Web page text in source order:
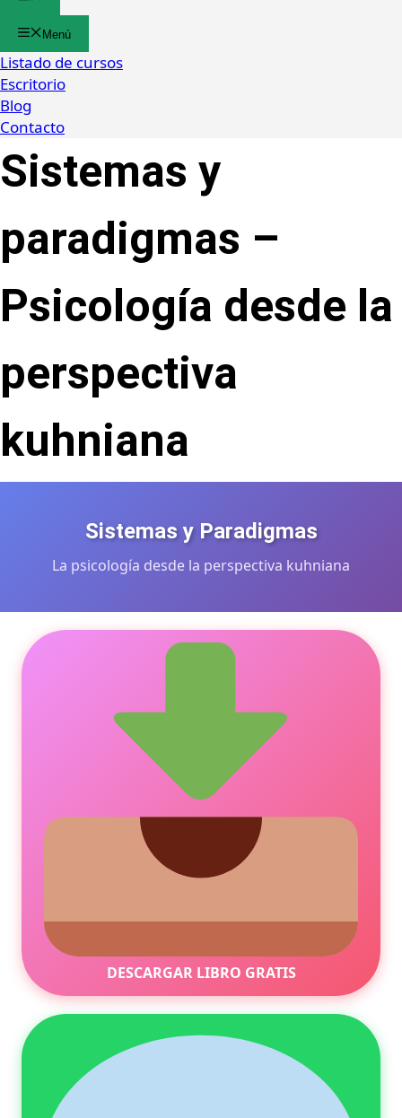
Menú
Listado de cursos
Escritorio
Blog
Contacto
Sistemas y
paradigmas –
Psicología desde la
perspectiva
kuhniana
Sistemas y Paradigmas
La psicología desde la perspectiva kuhniana
DESCARGAR LIBRO GRATIS